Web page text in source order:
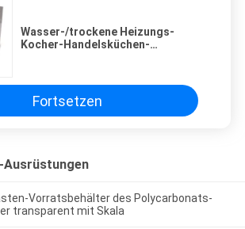
Wasser-/trockene Heizungs-
Kocher-Handelsküchen-
Fortsetzen
Ausrüstungen
Vorratsbehälter des Polycarbonats-
transparent mit Skala